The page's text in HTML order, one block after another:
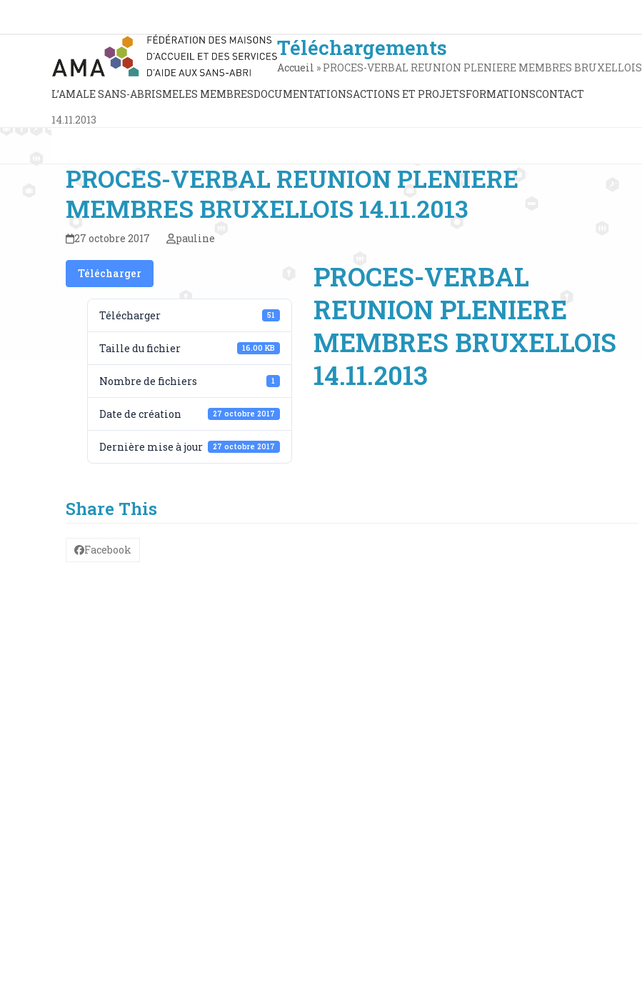
L’AMALE SANS-ABRISMELES MEMBRESDOCUMENTATIONSACTIONS ET PROJETSFORMATIONSCONTACT
Téléchargements
Accueil » PROCES-VERBAL REUNION PLENIERE MEMBRES BRUXELLOIS
14.11.2013
PROCES-VERBAL REUNION PLENIERE
MEMBRES BRUXELLOIS 14.11.2013
27 octobre 2017 pauline
Télécharger
Télécharger 51
Taille du fichier 16.00 KB
Nombre de fichiers 1
Date de création 27 octobre 2017
Dernière mise à jour 27 octobre 2017
PROCES-VERBAL
REUNION PLENIERE
MEMBRES BRUXELLOIS
14.11.2013
Share This
Facebook